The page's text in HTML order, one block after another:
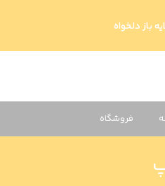
باز دلخواه
فروشگاه